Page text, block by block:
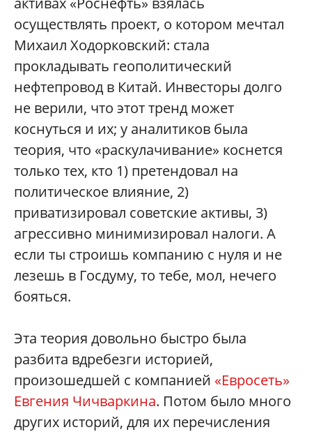
осуществлять проект, о котором мечтал
Михаил Ходорковский: стала
прокладывать геополитический
нефтепровод в Китай. Инвесторы долго
не верили, что этот тренд может
коснуться и их; у аналитиков была
теория, что «раскулачивание» коснется
только тех, кто 1) претендовал на
политическое влияние, 2)
приватизировал советские активы, 3)
агрессивно минимизировал налоги. А
если ты строишь компанию с нуля и не
лезешь в Госдуму, то тебе, мол, нечего
бояться.
Эта теория довольно быстро была
разбита вдребезги историей,
произошедшей с компанией «Евросеть»
Евгения Чичваркина. Потом было много
других историй, для их перечисления